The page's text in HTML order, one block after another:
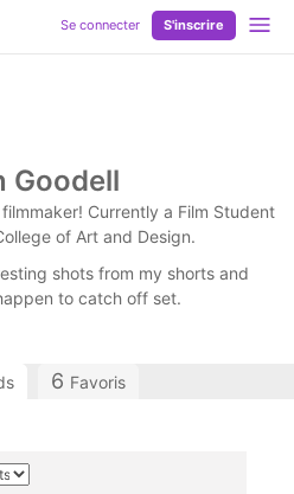
Se connecter S'inscrire
Goodell
Currently a Film Student
of Art and Design.
shots from my shorts and
to catch off set.
6 Favoris